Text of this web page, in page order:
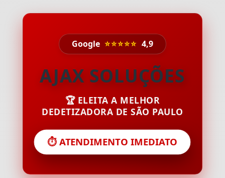
Google ⭐⭐⭐⭐⭐ 4,9
AJAX SOLUÇÕES
🏆 ELEITA A MELHOR
DEDETIZADORA DE SÃO PAULO
⏱️ ATENDIMENTO IMEDIATO